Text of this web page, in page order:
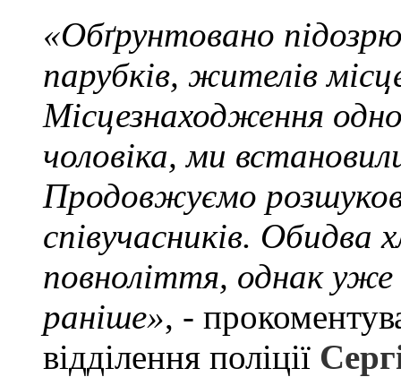
«Обґрунтовано
парубків, жителів
Місцезнаходження
чоловіка, ми
Продовжуємо
співучасників. Обидва
повноліття, однак
раніше», -
відділення поліції